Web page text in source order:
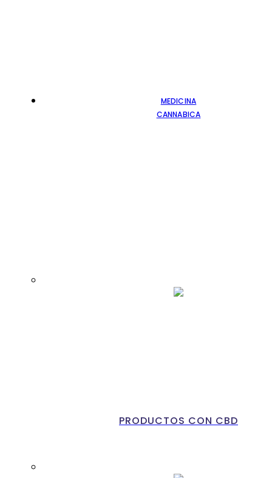
MEDICINA
CANNABICA
PRODUCTOS CON CBD